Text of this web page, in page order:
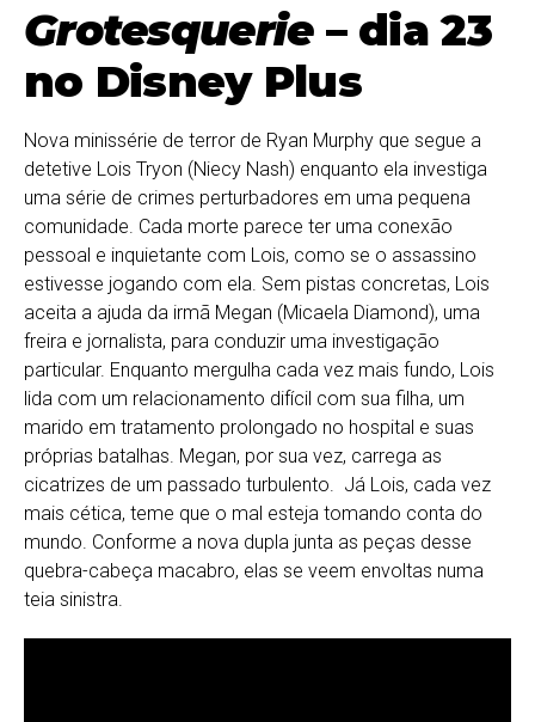
Grotesquerie– dia 23
no Disney Plus
Nova minissérie de terror de Ryan Murphy que segue a
detetive Lois Tryon (Niecy Nash) enquanto ela investiga
uma série de crimes perturbadores em uma pequena
comunidade. Cada morte parece ter uma conexão
pessoal e inquietante com Lois, como se o assassino
estivesse jogando com ela. Sem pistas concretas, Lois
aceita a ajuda da irmã Megan (Micaela Diamond), uma
freira e jornalista, para conduzir uma investigação
particular. Enquanto mergulha cada vez mais fundo, Lois
lida com um relacionamento difícil com sua filha, um
marido em tratamento prolongado no hospital e suas
próprias batalhas. Megan, por sua vez, carrega as
cicatrizes de um passado turbulento. Já Lois, cada vez
mais cética, teme que o mal esteja tomando conta do
mundo. Conforme a nova dupla junta as peças desse
quebra-cabeça macabro, elas se veem envoltas numa
teia sinistra.